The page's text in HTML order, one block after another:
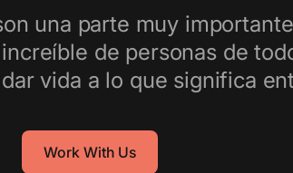
una parte muy
de personas de
vida a lo que significa
Work With Us